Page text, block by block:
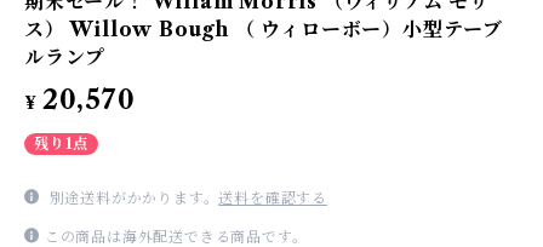
ス） Willow Bough （ ウィローボー）小型テーブ
ルランプ
¥ 20,570
残り1点
別途送料がかかります。送料を確認する
この商品は海外配送できる商品です。